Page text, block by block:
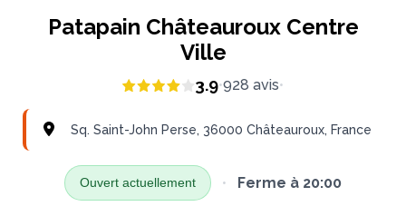
Patapain Châteauroux Centre
Ville
3.9•928 avis•
Sq. Saint-John Perse, 36000 Châteauroux, France
Ouvert actuellement • Ferme à 20:00